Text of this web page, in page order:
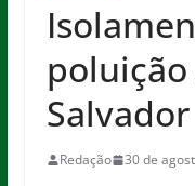
Salvador
Redação 30 de